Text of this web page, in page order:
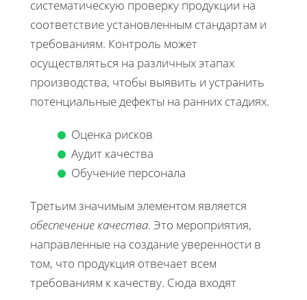
систематическую проверку продукции на
соответствие установленным стандартам и
требованиям. Контроль может
осуществляться на различных этапах
производства, чтобы выявить и устранить
потенциальные дефекты на ранних стадиях.
Оценка рисков
Аудит качества
Обучение персонала
Третьим значимым элементом является
обеспечение качества. Это мероприятия,
направленные на создание уверенности в
том, что продукция отвечает всем
требованиям к качеству. Сюда входят